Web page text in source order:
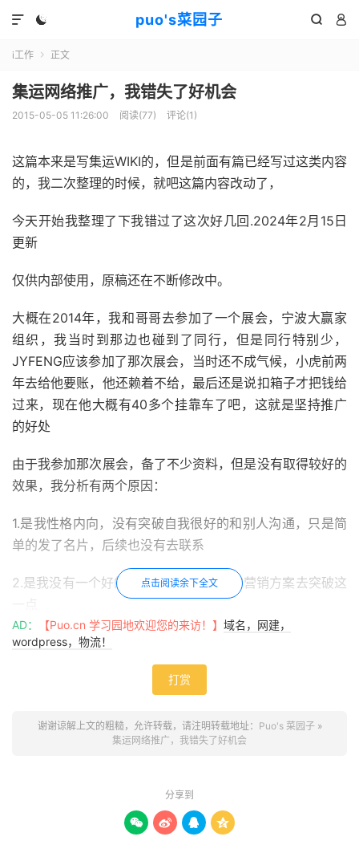
puo's菜园子
  

i工作  正文
集运网络推广，我错失了好机会
2015-05-05 11:26:00 阅读(77) 评论(1)
这篇本来是写集运WIKI的，但是前面有篇已经写过这类内容
的，我二次整理的时候，就吧这篇内容改动了，
今天开始我整理了下我错过了这次好几回.2024年2月15日
更新
仅供内部使用，原稿还在不断修改中。
大概在2014年，我和哥哥去参加了一个展会，宁波大赢家
组织，我当时到那边也碰到了同行，但是同行特别少，
JYFENG应该参加了那次展会，当时还不成气候，小虎前两
年去给他要账，他还赖着不给，最后还是说扣箱子才把钱给
过来，现在他大概有40多个挂靠车了吧，这就是坚持推广
的好处
由于我参加那次展会，备了不少资料，但是没有取得较好的
效果，我分析有两个原因：
1.是我性格内向，没有突破自我很好的和别人沟通，只是简
单的发了名片，后续也没有去联系
2.是我没有一个好的亮点，没有一个好的营销方案去突破这
但是不管怎么说吧，这一次参加展会我是失败的，同时期的
老刘做气垫运输，在百度上开始做关键字做排名，取得了很
好的效果，我也想过这个问题，但是发现集装箱运输这一块
的小农思维不舍得花钱去打造这种事情，得过且过.
别人，这里不再阐述过多的过错，我想说的是我后面应该怎
么办，现在是2024年2月15，我觉得我后面应该怎么来
点击阅读余下全文
AD： 【Puo.cn 学习园地欢迎您的来访！】 域名，网建，
wordpress，物流！
打赏
谢谢谅解上文的粗糙，允许转载，请注明转载地址： Puo's 菜园子»
集运网络推广，我错失了好机会
分享到
   